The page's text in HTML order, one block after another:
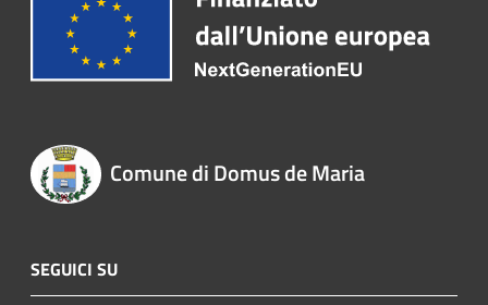
Comune di Domus de Maria
SEGUICI SU